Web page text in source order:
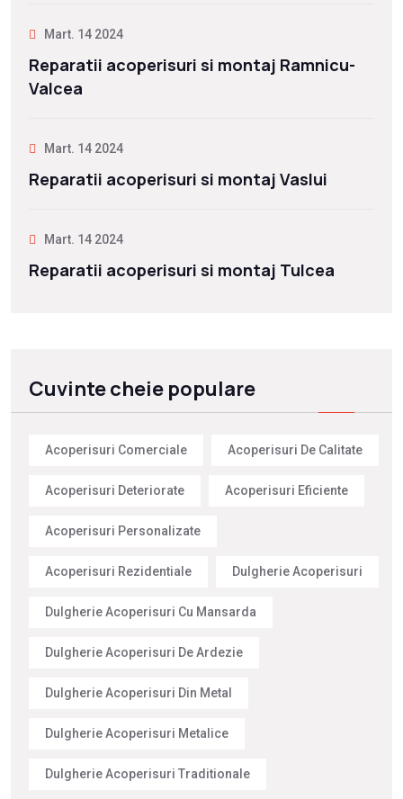
Mart. 14 2024
Reparatii acoperisuri si montaj Ramnicu-
Valcea
Mart. 14 2024
Reparatii acoperisuri si montaj Vaslui
Mart. 14 2024
Reparatii acoperisuri si montaj Tulcea
Cuvinte cheie populare
Acoperisuri Comerciale Acoperisuri De Calitate
Acoperisuri Deteriorate Acoperisuri Eficiente
Acoperisuri Personalizate
Acoperisuri Rezidentiale Dulgherie Acoperisuri
Dulgherie Acoperisuri Cu Mansarda
Dulgherie Acoperisuri De Ardezie
Dulgherie Acoperisuri Din Metal
Dulgherie Acoperisuri Metalice
Dulgherie Acoperisuri Traditionale